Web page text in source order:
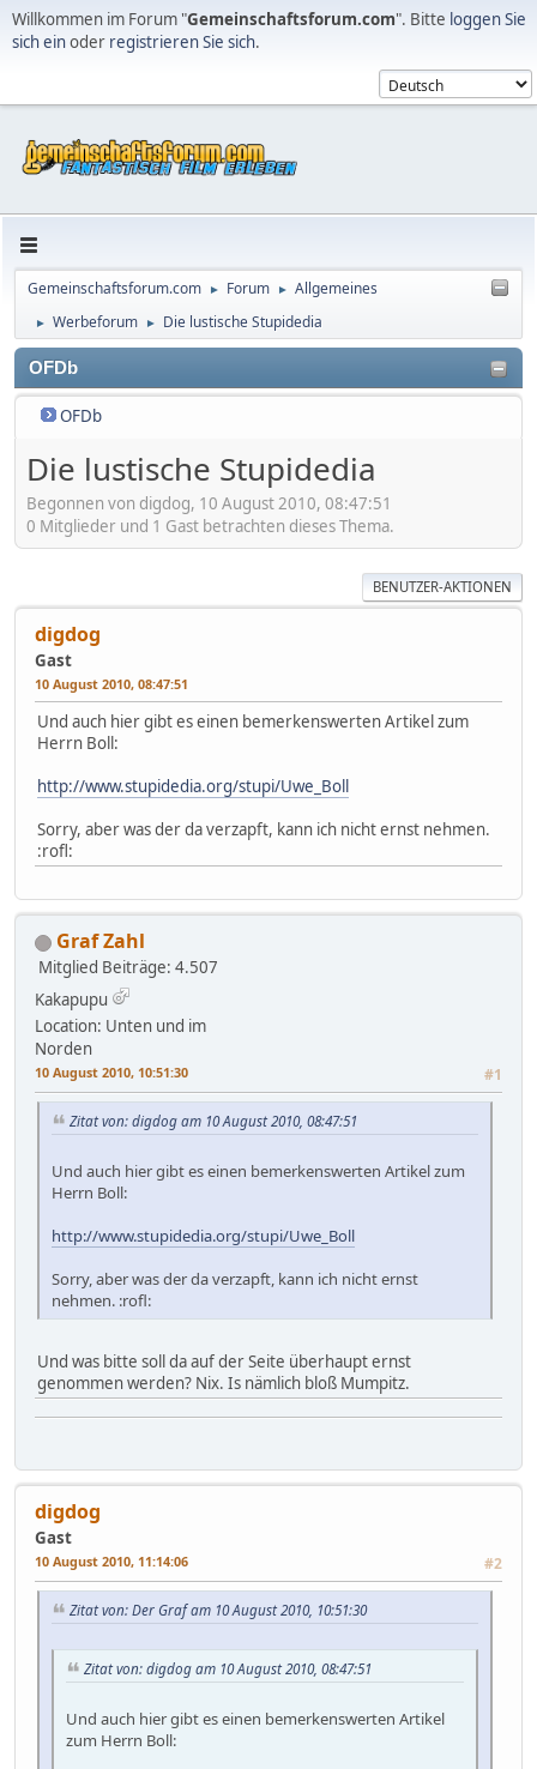
Willkommen im Forum "Gemeinschaftsforum.com". Bitte loggen Sie
sich einoder registrieren Sie sich.
Gemeinschaftsforum.com ► Forum ► Allgemeines
► Werbeforum ► Die lustische Stupidedia
OFDb
OFDb
Die lustische Stupidedia
Begonnen von digdog, 10 August 2010, 08:47:51
0 Mitglieder und 1 Gast betrachten dieses Thema.
BENUTZER-AKTIONEN
digdog
Gast
10 August 2010, 08:47:51
Und auch hier gibt es einen bemerkenswerten Artikel zum
Herrn Boll:
http://www.stupidedia.org/stupi/Uwe_Boll
Sorry, aber was der da verzapft, kann ich nicht ernst nehmen.
:rofl:
Graf Zahl
Mitglied Beiträge: 4.507
Kakapupu
Location: Unten und im
Norden
10 August 2010, 10:51:30 #1
Zitat von: digdog am 10 August 2010, 08:47:51
Und auch hier gibt es einen bemerkenswerten Artikel zum
Herrn Boll:
http://www.stupidedia.org/stupi/Uwe_Boll
Sorry, aber was der da verzapft, kann ich nicht ernst
nehmen. :rofl:
Und was bitte soll da auf der Seite überhaupt ernst
genommen werden? Nix. Is nämlich bloß Mumpitz.
digdog
Gast
10 August 2010, 11:14:06 #2
Zitat von: Der Graf am 10 August 2010, 10:51:30
Zitat von: digdog am 10 August 2010, 08:47:51
Und auch hier gibt es einen bemerkenswerten Artikel
zum Herrn Boll: